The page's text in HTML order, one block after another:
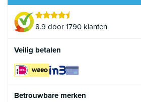
8.9 door 1790 klanten
Veilig betalen
Betrouwbare merken